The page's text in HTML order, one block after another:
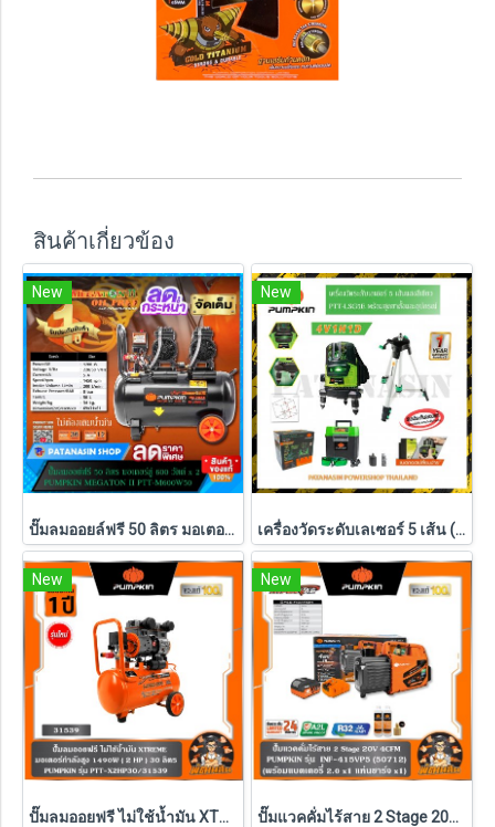
สินค้าเกี่ยวข้อง
New
ปั๊มลมออยล์ฟรี 50 ลิตร มอเตอร์คู่ 600W x 2 Pumpkin MEGATON II PTT-M600W50 (31543)
New
เครื่องวัดระดับเลเซอร์ 5 เส้น (พร้อมชุดขาตั้ง) PUMPKIN แสงสีเขียว รุ่น PTT-LSG5E (28267)
New
ปั๊มลมออยฟรี ไม่ใช้น้ำมัน XTREME 1490W ( 30L / 60L / 120L ) PUMPKIN รุ่น PTT-X2HP30/31539 , PTT-X4HP60/31554 , PTT-X6HP120/31555
New
ปั๊มแวคคั่มไร้สาย 2 Stage 20V 4CFM INF-415VP5 PUMPKIN (50712) แบตXT 5.0Ahx1 ก้อน ,ตัวเปล่า (50711)